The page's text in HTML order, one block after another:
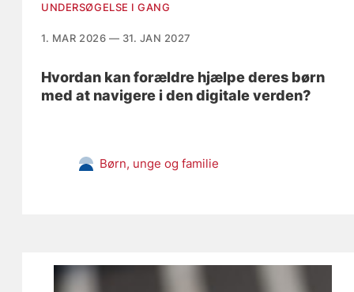
UNDERSØGELSE I GANG
1. MAR 2026 — 31. JAN 2027
Hvordan kan forældre hjælpe deres børn
med at navigere i den digitale verden?
Børn, unge og familie